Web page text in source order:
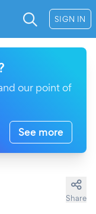
SIGN IN
our point of
See more
Share